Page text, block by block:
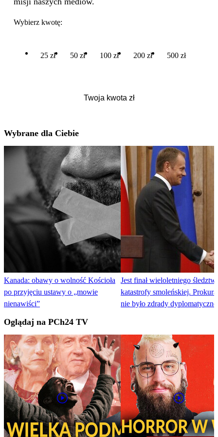
Wybierz kwotę:
25 zł 50 zł 100 zł 200 zł 500 zł
Wybrane dla Ciebie
Kanada: obawy o wolność Kościoła
po przyjęciu ustawy o „mowie
nienawiści”
Jest finał wieloletniego
katastrofy smoleńskiej.
nie było zdrady
Oglądaj na PCh24 TV